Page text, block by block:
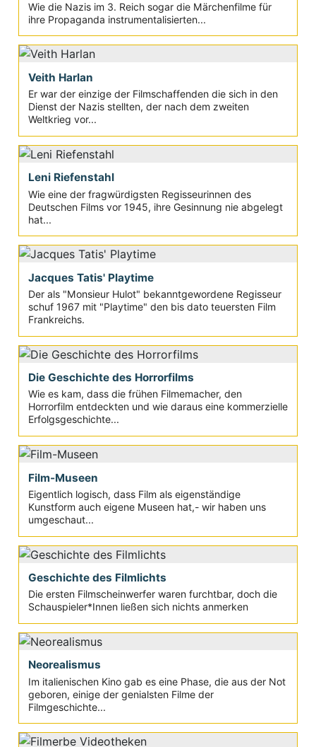
Wie die Nazis im 3. Reich sogar die Märchenfilme für
ihre Propaganda instrumentalisierten...
Veith Harlan
Er war der einzige der Filmschaffenden die sich in den
Dienst der Nazis stellten, der nach dem zweiten
Weltkrieg vor...
Leni Riefenstahl
Wie eine der fragwürdigsten Regisseurinnen des
Deutschen Films vor 1945, ihre Gesinnung nie abgelegt
hat...
Jacques Tatis' Playtime
Der als "Monsieur Hulot" bekanntgewordene Regisseur
schuf 1967 mit "Playtime" den bis dato teuersten Film
Frankreichs.
Die Geschichte des Horrorfilms
Wie es kam, dass die frühen Filmemacher, den
Horrorfilm entdeckten und wie daraus eine kommerzielle
Erfolgsgeschichte...
Film-Museen
Eigentlich logisch, dass Film als eigenständige
Kunstform auch eigene Museen hat,- wir haben uns
umgeschaut...
Geschichte des Filmlichts
Die ersten Filmscheinwerfer waren furchtbar, doch die
Schauspieler*Innen ließen sich nichts anmerken
Neorealismus
Im italienischen Kino gab es eine Phase, die aus der Not
geboren, einige der genialsten Filme der
Filmgeschichte...